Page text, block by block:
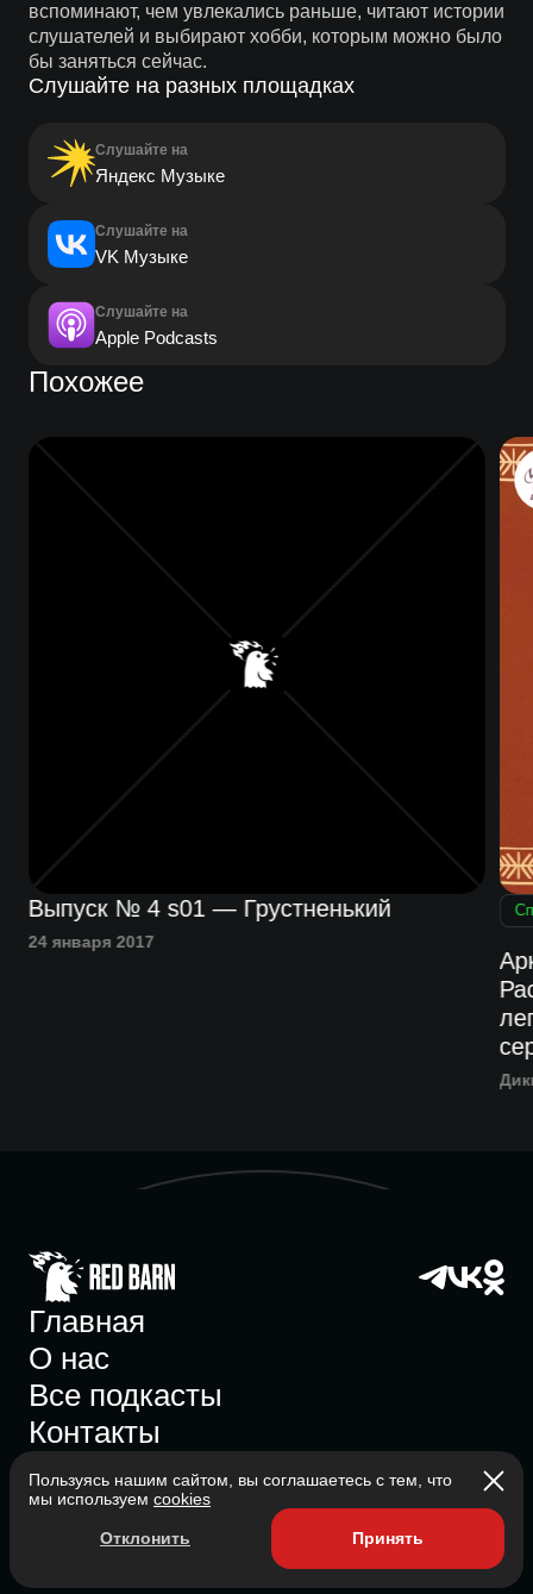
вспоминают, чем увлекались раньше, читают истории
слушателей и выбирают хобби, которым можно было
бы заняться сейчас.
Слушайте на разных площадках
Слушайте на
Яндекс Музыке
Слушайте на
VK Музыке
Слушайте на
Apple Podcasts
Похожее
Выпуск № 4 s01 — Грустненький
24 января 2017
Главная
О нас
Все подкасты
Контакты
Состоит в ассоциации с 2023
Пользуясь нашим сайтом, вы соглашаетесь с тем, что
мы используем cookies
Отклонить Принять